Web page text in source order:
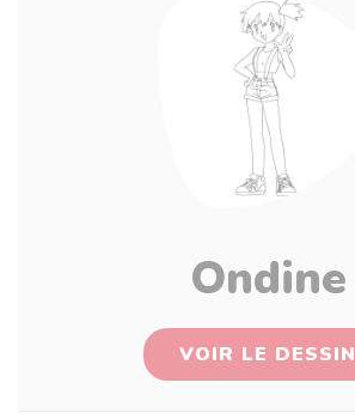
Ondine
VOIR LE DESSIN